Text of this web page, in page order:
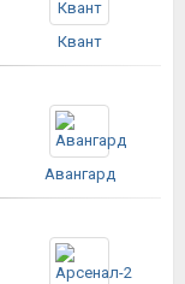
Квант
Авангард